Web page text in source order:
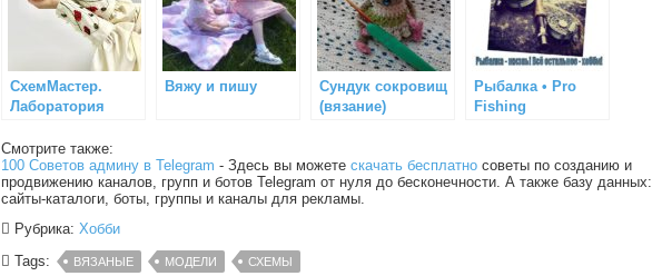
СхемМастер.
Лаборатория
Вяжу и пишу
Сундук сокровищ
(вязание)
Рыбалка • Pro
Fishing
Смотрите также:
100 Советов админу в Telegram - Здесь вы можете скачать бесплатно советы по созданию и
продвижению каналов, групп и ботов Telegram от нуля до бесконечности. А также базу данных:
сайты-каталоги, боты, группы и каналы для рекламы.
Рубрика: Хобби
Tags:
ВЯЗАНЫЕ МОДЕЛИ СХЕМЫ